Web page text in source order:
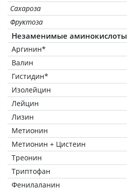
Сахароза
Фруктоза
Незаменимые аминокислоты
Аргинин*
Валин
Гистидин*
Изолейцин
Лейцин
Лизин
Метионин
Метионин + Цистеин
Треонин
Триптофан
Фенилаланин